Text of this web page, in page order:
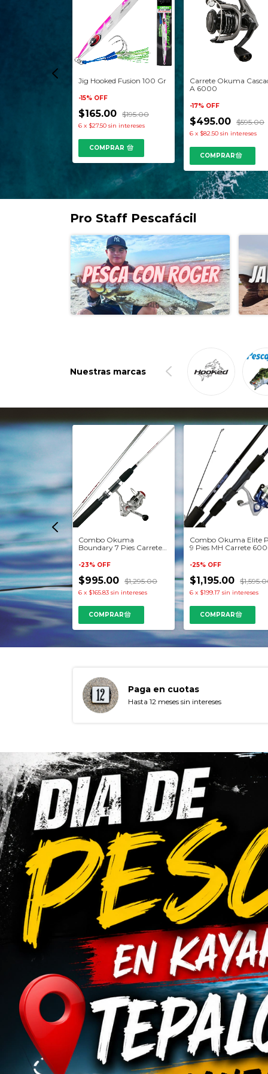
Jig Hooked Fusion 100 Gr
-15% OFF
$165.00 $195.00
6 x $27.50 sin intereses
COMPRAR
Carrete Okuma
A 6000
-17% OFF
$495.00 $595.00
6 x $82.50 sin intereses
Pro Staff Pescafácil
Nuestras marcas
Swivel
$75.00
Combo Okuma
Boundary 7 Pies Carrete
-23% OFF
$995.00 $1,295.00
6 x $165.83 sin intereses
Combo Okuma Elite
9 Pies MH Carrete
-25% OFF
$1,195.00
6 x $199.17 sin intereses
Paga en cuotas
Hasta 12 meses sin intereses